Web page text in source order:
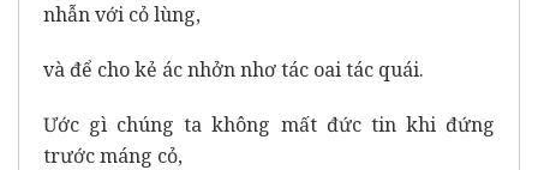
nhẫn với cỏ lùng,
và để cho kẻ ác nhởn nhơ tác oai tác quái.
Ước gì chúng ta không mất đức tin khi đứng
trước máng cỏ,